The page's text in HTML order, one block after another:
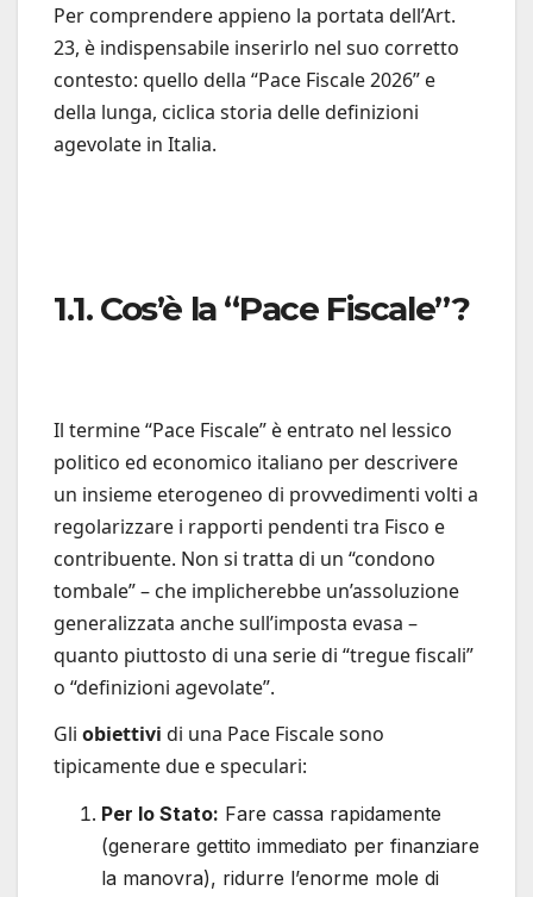
Per comprendere appieno la portata dell’Art.
23, è indispensabile inserirlo nel suo corretto
contesto: quello della “Pace Fiscale 2026” e
della lunga, ciclica storia delle definizioni
agevolate in Italia.
1.1. Cos’è la “Pace Fiscale”?
Il termine “Pace Fiscale” è entrato nel lessico
politico ed economico italiano per descrivere
un insieme eterogeneo di provvedimenti volti a
regolarizzare i rapporti pendenti tra Fisco e
contribuente. Non si tratta di un “condono
tombale” – che implicherebbe un’assoluzione
generalizzata anche sull’imposta evasa –
quanto piuttosto di una serie di “tregue fiscali”
o “definizioni agevolate”.
Gli obiettivi di una Pace Fiscale sono
tipicamente due e speculari:
Per lo Stato: Fare cassa rapidamente
(generare gettito immediato per finanziare
la manovra), ridurre l’enorme mole di